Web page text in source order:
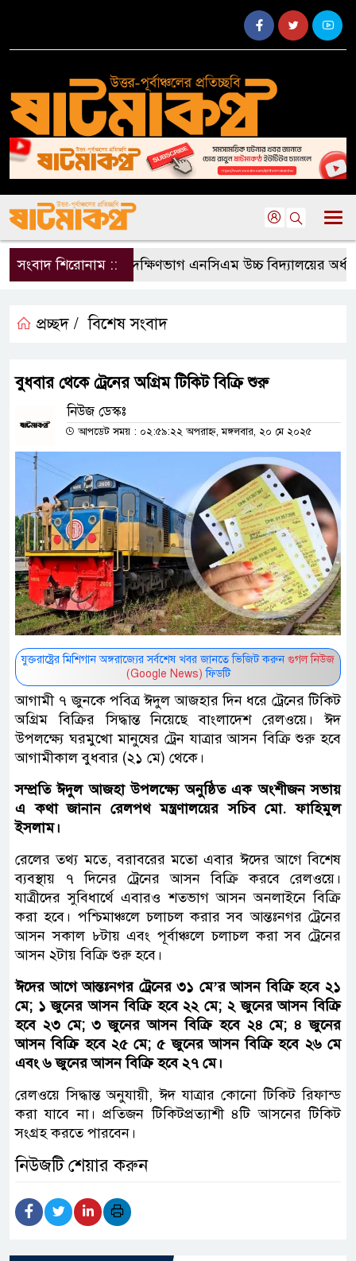
সংবাদ শিরোনাম ::দক্ষিণভাগ এনসিএম উচ্চ বিদ্যালয়ের
প্রচ্ছদ / বিশেষ সংবাদ
বুধবার থেকে ট্রেনের অগ্রিম টিকিট বিক্রি শুরু
নিউজ ডেস্কঃ
আপডেট সময় : ০২:৫৯:২২ অপরাহ্ন, মঙ্গলবার, ২০ মে ২০২৫
যুক্তরাষ্ট্রের মিশিগান অঙ্গরাজ্যের সর্বশেষ খবর জানতে ভিজিট করুন গুগল নিউজ
(Google News) ফিডটি
আগামী ৭ জুনকে পবিত্র ঈদুল আজহার দিন ধরে ট্রেনের টিকিট
অগ্রিম বিক্রির সিদ্ধান্ত নিয়েছে বাংলাদেশ রেলওয়ে। ঈদ
উপলক্ষ্যে ঘরমুখো মানুষের ট্রেন যাত্রার আসন বিক্রি শুরু হবে
আগামীকাল বুধবার (২১ মে) থেকে।
সম্প্রতি ঈদুল আজহা উপলক্ষ্যে অনুষ্ঠিত এক অংশীজন সভায়
এ কথা জানান রেলপথ মন্ত্রণালয়ের সচিব মো. ফাহিমুল
ইসলাম।
রেলের তথ্য মতে, বরাবরের মতো এবার ঈদের আগে বিশেষ
ব্যবস্থায় ৭ দিনের ট্রেনের আসন বিক্রি করবে রেলওয়ে।
যাত্রীদের সুবিধার্থে এবারও শতভাগ আসন অনলাইনে বিক্রি
করা হবে। পশ্চিমাঞ্চলে চলাচল করার সব আন্তঃনগর ট্রেনের
আসন সকাল ৮টায় এবং পূর্বাঞ্চলে চলাচল করা সব ট্রেনের
আসন ২টায় বিক্রি শুরু হবে।
ঈদের আগে আন্তঃনগর ট্রেনের ৩১ মে’র আসন বিক্রি হবে ২১
মে; ১ জুনের আসন বিক্রি হবে ২২ মে; ২ জুনের আসন বিক্রি
হবে ২৩ মে; ৩ জুনের আসন বিক্রি হবে ২৪ মে; ৪ জুনের
আসন বিক্রি হবে ২৫ মে; ৫ জুনের আসন বিক্রি হবে ২৬ মে
এবং ৬ জুনের আসন বিক্রি হবে ২৭ মে।
রেলওয়ে সিদ্ধান্ত অনুযায়ী, ঈদ যাত্রার কোনো টিকিট রিফান্ড
করা যাবে না। প্রতিজন টিকিটপ্রত্যাশী ৪টি আসনের টিকিট
সংগ্রহ করতে পারবেন।
নিউজটি শেয়ার করুন